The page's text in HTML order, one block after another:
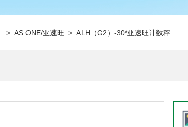
> AS ONE/亚速旺 > ALH（G2）-30*亚速旺计数秤